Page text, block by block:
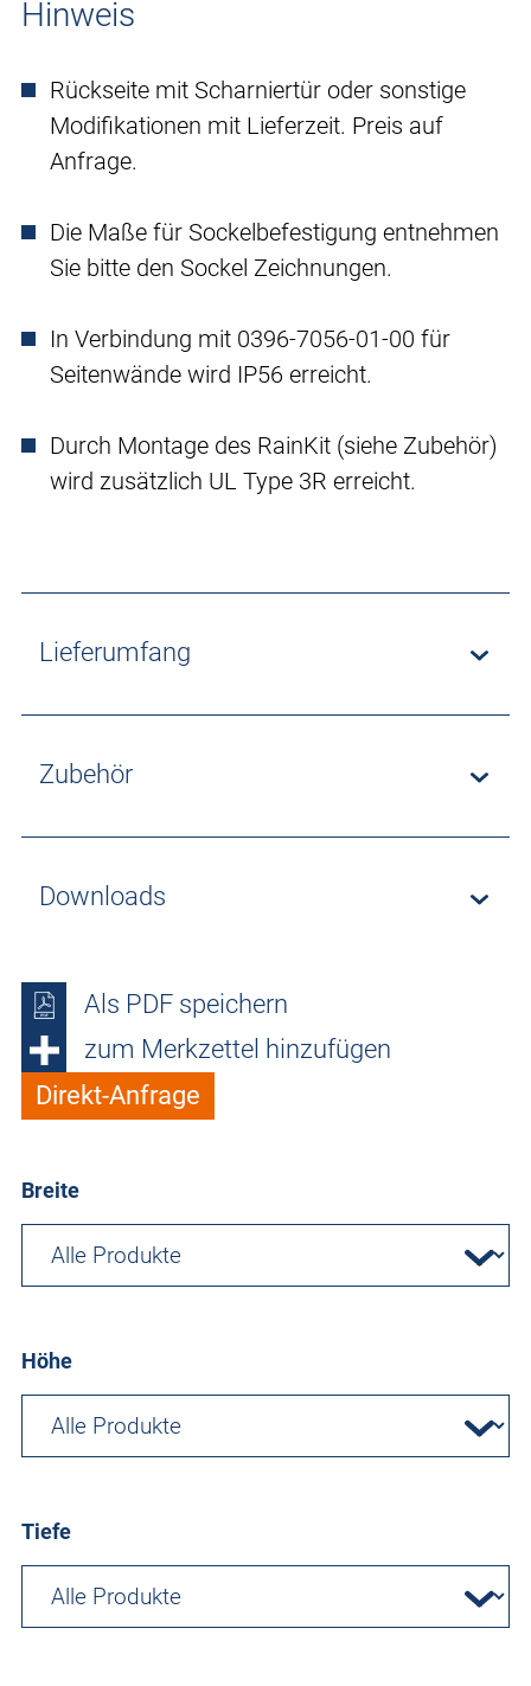
Hinweis
Rückseite mit Scharniertür oder sonstige
Modifikationen mit Lieferzeit. Preis auf
Anfrage.
Die Maße für Sockelbefestigung entnehmen
Sie bitte den Sockel Zeichnungen.
In Verbindung mit 0396-7056-01-00 für
Seitenwände wird IP56 erreicht.
Durch Montage des RainKit (siehe Zubehör)
wird zusätzlich UL Type 3R erreicht.
Lieferumfang
Zubehör
Downloads
Als PDF speichern
zum Merkzettel hinzufügen
Direkt-Anfrage
Breite
Höhe
Tiefe